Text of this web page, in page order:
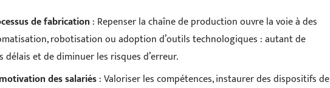
de fabrication : Repenser la chaîne de production ouvre la voie à des
robotisation ou adoption d’outils technologiques : autant de
délais et de diminuer les risques d’erreur.
des salariés: Valoriser les compétences, instaurer des dispositifs de